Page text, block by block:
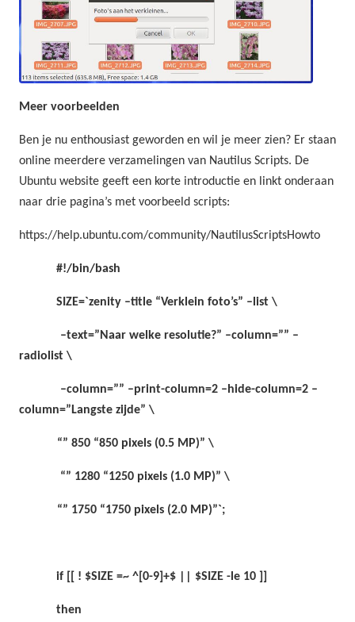
Meer voorbeelden
Ben je nu enthousiast geworden en wil je meer zien? Er staan
online meerdere verzamelingen van Nautilus Scripts. De
Ubuntu website geeft een korte introductie en linkt onderaan
naar drie pagina’s met voorbeeld scripts:
https://help.ubuntu.com/community/NautilusScriptsHowto
#!/bin/bash
SIZE=`zenity –title “Verklein foto’s” –list \
–text=”Naar welke resolutie?” –column=”” –
radiolist \
–column=”” –print-column=2 –hide-column=2 –
column=”Langste zijde” \
“” 850 “850 pixels (0.5 MP)” \
“” 1280 “1250 pixels (1.0 MP)” \
“” 1750 “1750 pixels (2.0 MP)”`;
if [[ ! $SIZE =~ ^[0-9]+$ || $SIZE -le 10 ]]
then